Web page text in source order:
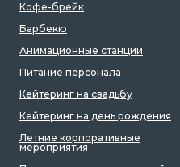
Кофе-брейк
Барбекю
Анимационные станции
Питание персонала
Кейтеринг на свадьбу
Кейтеринг на день рождения
Летние корпоративные
мероприятия